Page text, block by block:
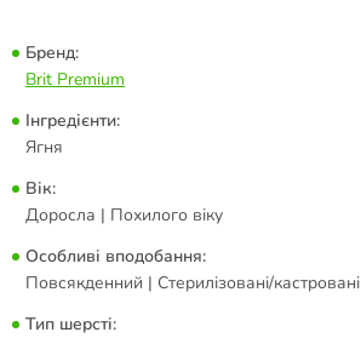
Бренд:
Brit Premium
Інгредієнти:
Ягня
Вік:
Доросла | Похилого віку
Особливі вподобання:
Повсякденний | Стерилізовані/кастровані
Тип шерсті: